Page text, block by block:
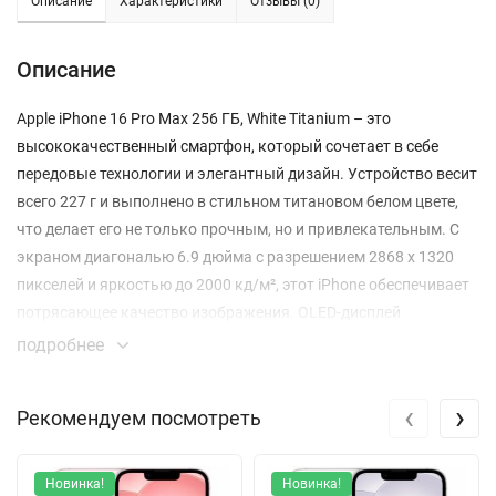
Описание
Apple iPhone 16 Pro Max 256 ГБ, White Titanium – это
высококачественный смартфон, который сочетает в себе
передовые технологии и элегантный дизайн. Устройство весит
всего 227 г и выполнено в стильном титановом белом цвете,
что делает его не только прочным, но и привлекательным. С
экраном диагональю 6.9 дюйма с разрешением 2868 x 1320
пикселей и яркостью до 2000 кд/м², этот iPhone обеспечивает
потрясающее качество изображения. OLED-дисплей
поддерживает ProMotion с адаптивной частотой обновления
Pro, который обеспечивает быструю и эффективную работу. С
подробнее
Рекомендуем посмотреть
Новинка! Новинка!
‹ ›